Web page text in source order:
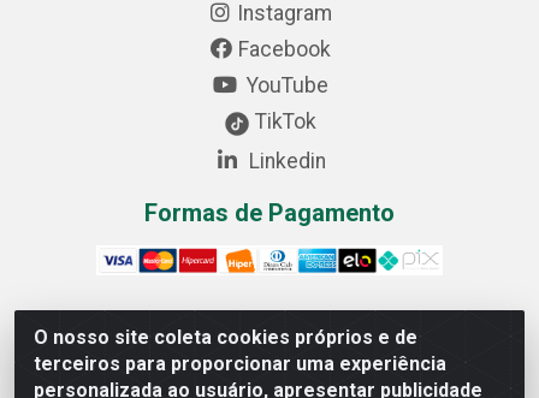
O nosso site coleta cookies próprios e de
terceiros para proporcionar uma experiência
personalizada ao usuário, apresentar publicidade
Instagram
Facebook
YouTube
TikTok
Linkedin
Formas de Pagamento
Cofer Importadora e Distribuidora LTDA - Avenida
Progresso, 1829, Letra D - Centro Industrial, Carmo do